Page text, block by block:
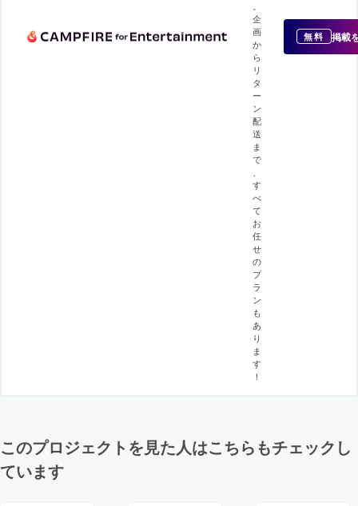
企
画
か
ら
リ
タ
ー
ン
配
送
ま
で
す
べ
て
お
任
せ
の
プ
ラ
ン
も
あ
り
ま
す
！
無料 掲載
このプロジェクトを見た人はこちらもチェックし
ています